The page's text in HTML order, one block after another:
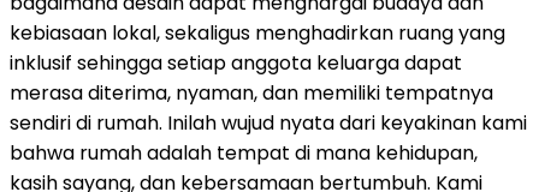
kebiasaan lokal, sekaligus menghadirkan ruang yang
inklusif sehingga setiap anggota keluarga dapat
merasa diterima, nyaman, dan memiliki tempatnya
sendiri di rumah. Inilah wujud nyata dari keyakinan kami
bahwa rumah adalah tempat di mana kehidupan,
kasih sayang, dan kebersamaan bertumbuh. Kami